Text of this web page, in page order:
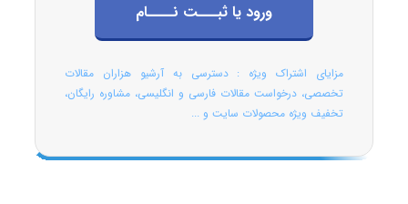
ورود یا ثبـــت نــــام
مزایای اشتراک ویژه : دسترسی به آرشیو هزاران مقالات
تخصصی، درخواست مقالات فارسی و انگلیسی، مشاوره رایگان،
تخفیف ویژه محصولات سایت و ...